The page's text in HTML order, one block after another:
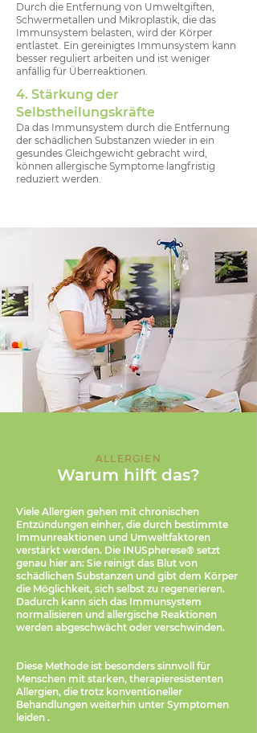
Durch die Entfernung von Umweltgiften,
Schwermetallen und Mikroplastik, die das
Immunsystem belasten, wird der Körper
entlastet. Ein gereinigtes Immunsystem kann
besser reguliert arbeiten und ist weniger
anfällig für Überreaktionen.
4. Stärkung der
Selbstheilungskräfte
Da das Immunsystem durch die Entfernung
der schädlichen Substanzen wieder in ein
gesundes Gleichgewicht gebracht wird,
können allergische Symptome langfristig
reduziert werden.
ALLERGIEN
Warum hilft das?
Viele Allergien gehen mit chronischen
Entzündungen einher, die durch bestimmte
Immunreaktionen und Umweltfaktoren
verstärkt werden. Die INUSpherese® setzt
genau hier an: Sie reinigt das Blut von
schädlichen Substanzen und gibt dem Körper
die Möglichkeit, sich selbst zu regenerieren.
Dadurch kann sich das Immunsystem
normalisieren und allergische Reaktionen
werden abgeschwächt oder verschwinden.
Diese Methode ist besonders sinnvoll für
Menschen mit starken, therapieresistenten
Allergien, die trotz konventioneller
Behandlungen weiterhin unter Symptomen
leiden .